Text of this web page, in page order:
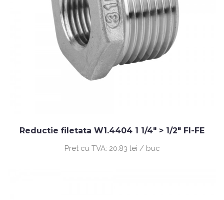
Reductie filetata W1.4404 1 1/4" > 1/2" FI-FE
Pret cu TVA: 20.83 lei / buc